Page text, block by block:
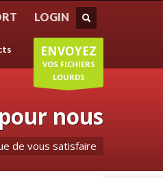
14:00-18:30
14:00-18:00
LOGIN
ENVOYEZ
VOS FICHIERS
LOURDS
nous
de vous satisfaire